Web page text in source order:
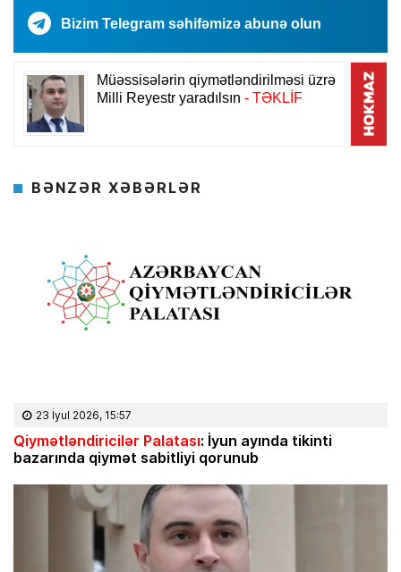
Bizim Telegram səhifəmizə abunə olun
BƏNZƏR XƏBƏRLƏR
23 İyul 2026, 15:57
Qiymətləndiricilər Palatası: İyun ayında tikinti
bazarında qiymət sabitliyi qorunub